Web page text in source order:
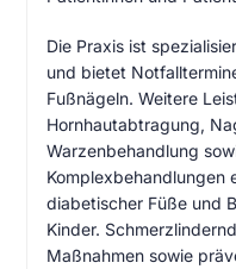
Die Praxis ist
und bietet
Fußnägeln. Weitere
Hornhautabtragung,
Warzenbehandlung
Komplexbehandlungen
diabetischer Füße und
Kinder.
Maßnahmen sowie